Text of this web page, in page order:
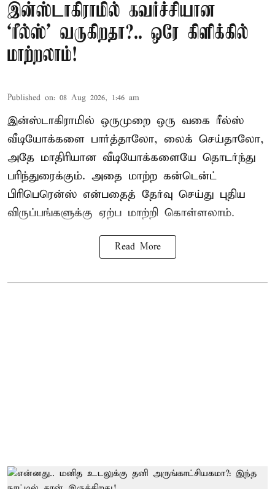
இன்ஸ்டாகிராமில் கவர்ச்சியான
‘ரீல்ஸ்’ வருகிறதா?.. ஒரே கிளிக்கில்
மாற்றலாம்!
Published on: 08 Aug 2026, 1:46 am
இன்ஸ்டாகிராமில் ஒருமுறை ஒரு வகை ரீல்ஸ்
வீடியோக்களை பார்த்தாலோ, லைக் செய்தாலோ,
அதே மாதிரியான வீடியோக்களையே தொடர்ந்து
பரிந்துரைக்கும். அதை மாற்ற கன்டென்ட்
பிரிபெரென்ஸ் என்பதைத் தேர்வு செய்து புதிய
விருப்பங்களுக்கு ஏற்ப மாற்றி கொள்ளலாம்.
Read More